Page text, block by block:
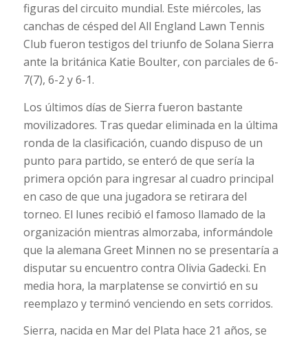
figuras del circuito mundial. Este miércoles, las
canchas de césped del All England Lawn Tennis
Club fueron testigos del triunfo de Solana Sierra
ante la británica Katie Boulter, con parciales de 6-
7(7), 6-2 y 6-1.
Los últimos días de Sierra fueron bastante
movilizadores. Tras quedar eliminada en la última
ronda de la clasificación, cuando dispuso de un
punto para partido, se enteró de que sería la
primera opción para ingresar al cuadro principal
en caso de que una jugadora se retirara del
torneo. El lunes recibió el famoso llamado de la
organización mientras almorzaba, informándole
que la alemana Greet Minnen no se presentaría a
disputar su encuentro contra Olivia Gadecki. En
media hora, la marplatense se convirtió en su
reemplazo y terminó venciendo en sets corridos.
Sierra, nacida en Mar del Plata hace 21 años, se